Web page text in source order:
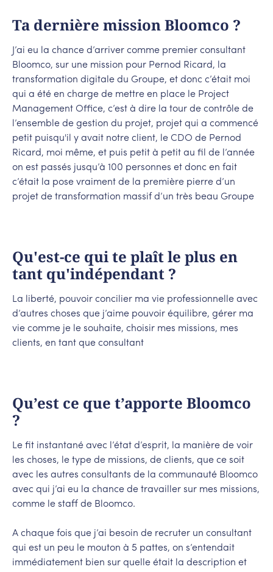
Ta dernière mission Bloomco ?
J’ai eu la chance d’arriver comme premier consultant
Bloomco, sur une mission pour Pernod Ricard, la
transformation digitale du Groupe, et donc c’était moi
qui a été en charge de mettre en place le Project
Management Office, c’est à dire la tour de contrôle de
l’ensemble de gestion du projet, projet qui a commencé
petit puisqu'il y avait notre client, le CDO de Pernod
Ricard, moi même, et puis petit à petit au fil de l’année
on est passés jusqu’à 100 personnes et donc en fait
c’était la pose vraiment de la première pierre d’un
projet de transformation massif d’un très beau Groupe
Qu'est-ce qui te plaît le plus en
tant qu'indépendant ?
La liberté, pouvoir concilier ma vie professionnelle avec
d’autres choses que j’aime pouvoir équilibre, gérer ma
vie comme je le souhaite, choisir mes missions, mes
clients, en tant que consultant
Qu’est ce que t’apporte Bloomco
?
Le fit instantané avec l’état d’esprit, la manière de voir
les choses, le type de missions, de clients, que ce soit
avec les autres consultants de la communauté Bloomco
avec qui j’ai eu la chance de travailler sur mes missions,
comme le staff de Bloomco.
A chaque fois que j’ai besoin de recruter un consultant
qui est un peu le mouton à 5 pattes, on s’entendait
immédiatement bien sur quelle était la description et